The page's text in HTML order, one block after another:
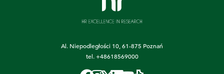
Al. Niepodległości 10, 61-875 Poznań
tel.+48618569000